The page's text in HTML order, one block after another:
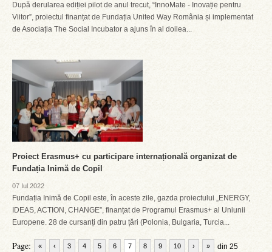
După derularea ediției pilot de anul trecut, “InnoMate - Inovație pentru
Viitor”, proiectul finanțat de Fundația United Way România și implementat
de Asociația The Social Incubator a ajuns în al doilea...
Proiect Erasmus+ cu participare internațională organizat de
Fundația Inimă de Copil
07 Iul 2022
Fundația Inimă de Copil este, în aceste zile, gazda proiectului „ENERGY,
IDEAS, ACTION, CHANGE”, finanțat de Programul Erasmus+ al Uniunii
Europene. 28 de cursanți din patru țări (Polonia, Bulgaria, Turcia...
Page: « ‹ 3 4 5 6 7 8 9 10 din 25
› »